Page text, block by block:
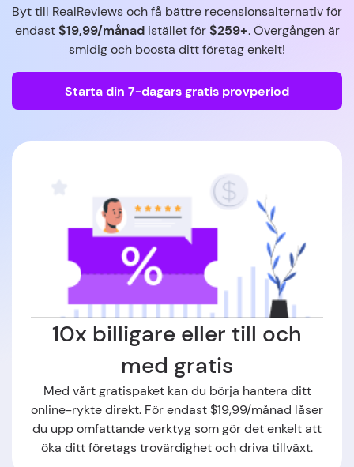
Byt till RealReviews och få bättre recensionsalternativ för
endast$19,99/månadistället för$259+. Övergången är
smidig och boosta ditt företag enkelt!
Starta din 7-dagars gratis provperiod
10x billigare eller till och
med gratis
Med vårt gratispaket kan du börja hantera ditt
online-rykte direkt. För endast $19,99/månad låser
du upp omfattande verktyg som gör det enkelt att
öka ditt företags trovärdighet och driva tillväxt.